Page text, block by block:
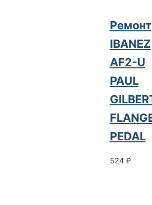
Ремонт
IBANEZ
AF2-U
PAUL
PEDAL
524 ₽